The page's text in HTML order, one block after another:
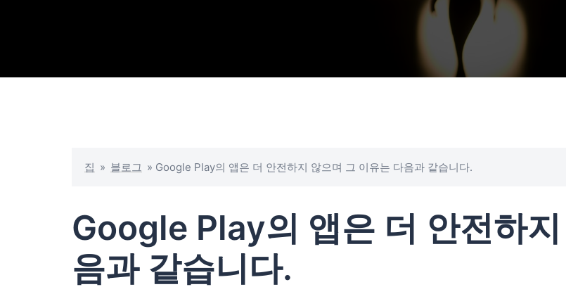
집 » 블로그 » Google Play의 앱은 더 안전하지 않으며 그 이유는 다음과 같습니다.
Google Play의 앱은 더 안전하
음과 같습니다.